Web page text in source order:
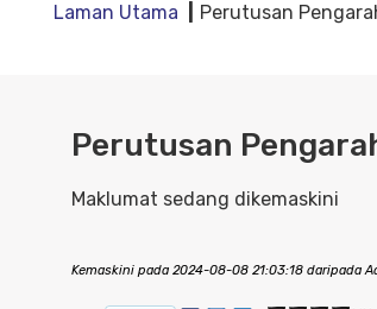
Laman Utama Perutusan
Perutusan
Maklumat sedang dikemaskini
Kemaskini pada 2024-08-08 21:03:18 daripada